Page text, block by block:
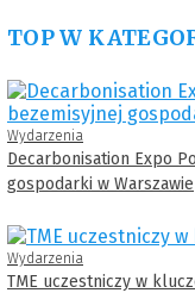
TOP W
Wydarzenia
Decarbonisation Expo
gospodarki w Warszawie
Wydarzenia
TME uczestniczy w